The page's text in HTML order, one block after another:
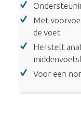
(0156)
aantalMet
de voet
Herstelt
Voor een